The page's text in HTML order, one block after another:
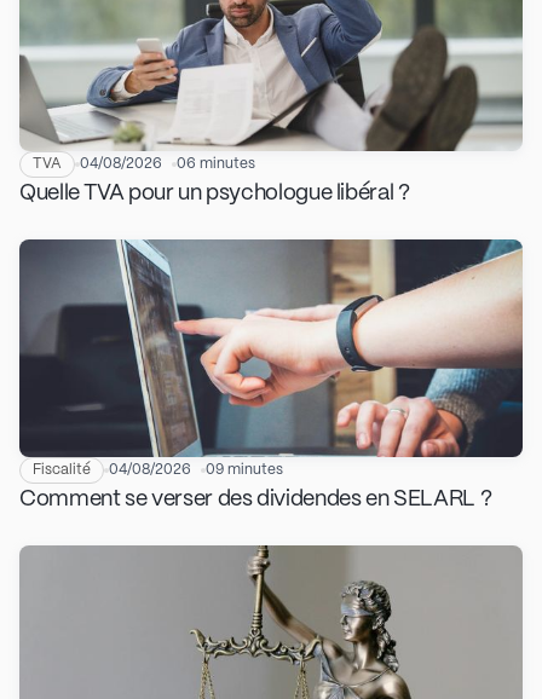
TVA 04/08/2026 06 minutes
Quelle TVA pour un psychologue libéral ?
Fiscalité 04/08/2026 09 minutes
Comment se verser des dividendes en SELARL ?